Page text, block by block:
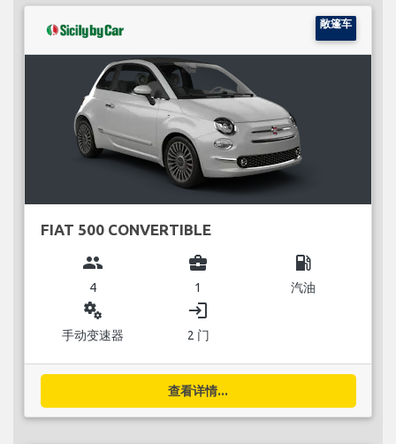
敞篷车
FIAT 500 CONVERTIBLE
group
4
business_center
1
local_gas_station
汽油
miscellaneous_services
手动变速器
login
2 门
查看详情...